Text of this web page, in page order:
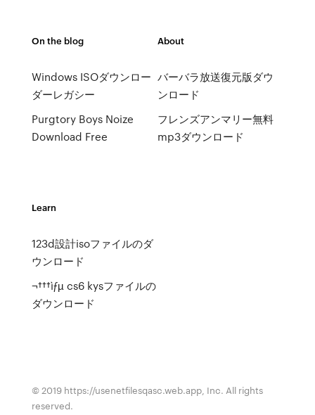
On the blog
Windows ISOダウンロー
ダーレガシー
Purgtory Boys Noize
Download Free
About
バーバラ放送復元版ダウ
ンロード
フレンズアンマリー無料
mp3ダウンロード
Learn
123d設計isoファイルのダ
ウンロード
¬†††ìƒµ cs6 kysファイルの
ダウンロード
© 2019 https://usenetfilesqasc.web.app, Inc. All rights
reserved.